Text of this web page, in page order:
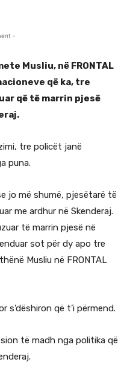
-
Musliu, në FRONTAL
që ka, tre
që të marrin pjesë
tre policët janë
puna.
jo më shumë, pjesëtarë të
me ardhur në Skenderaj.
të marrin pjesë në
sot për dy apo tre
Musliu në FRONTAL
s’dëshiron që t’i përmend.
të madh nga politika që